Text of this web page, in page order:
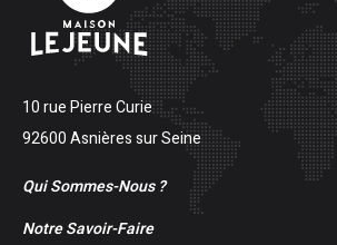
10 rue Pierre Curie
92600 Asnières sur Seine
Qui Sommes-Nous ?
Notre Savoir-Faire